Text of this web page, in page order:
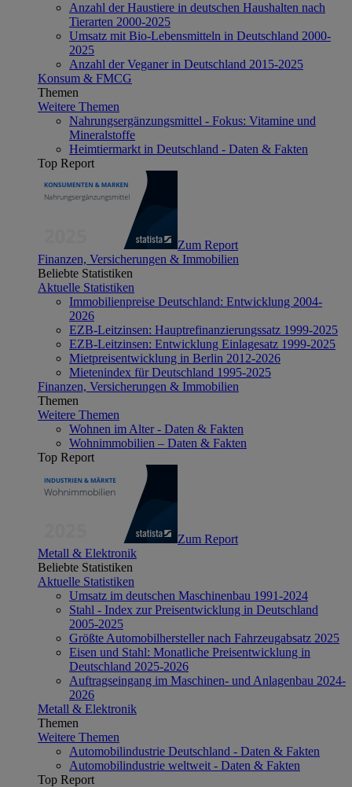
Anzahl der Haustiere in deutschen Haushalten nach
Tierarten 2000-2025
Umsatz mit Bio-Lebensmitteln in Deutschland 2000-
2025
Anzahl der Veganer in Deutschland 2015-2025
Konsum & FMCG
Themen
Weitere Themen
Nahrungsergänzungsmittel - Fokus: Vitamine und
Mineralstoffe
Heimtiermarkt in Deutschland - Daten & Fakten
Top Report
Zum Report
Finanzen, Versicherungen & Immobilien
Beliebte Statistiken
Aktuelle Statistiken
Immobilienpreise Deutschland: Entwicklung 2004-
2026
EZB-Leitzinsen: Hauptrefinanzierungssatz 1999-2025
EZB-Leitzinsen: Entwicklung Einlagesatz 1999-2025
Mietpreisentwicklung in Berlin 2012-2026
Mietenindex für Deutschland 1995-2025
Finanzen, Versicherungen & Immobilien
Themen
Weitere Themen
Wohnen im Alter - Daten & Fakten
Wohnimmobilien – Daten & Fakten
Top Report
Zum Report
Metall & Elektronik
Beliebte Statistiken
Aktuelle Statistiken
Umsatz im deutschen Maschinenbau 1991-2024
Stahl - Index zur Preisentwicklung in Deutschland
2005-2025
Größte Automobilhersteller nach Fahrzeugabsatz 2025
Eisen und Stahl: Monatliche Preisentwicklung in
Deutschland 2025-2026
Auftragseingang im Maschinen- und Anlagenbau 2024-
2026
Metall & Elektronik
Themen
Weitere Themen
Automobilindustrie Deutschland - Daten & Fakten
Automobilindustrie weltweit - Daten & Fakten
Top Report